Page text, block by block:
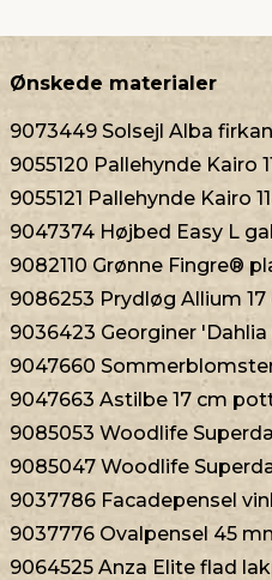
Ønskede materialer
9073449 Solsejl Alba
9055120 Pallehynde Kairo
9055121 Pallehynde Kairo
9047374 Højbed Easy L
9082110 Grønne Fingre®
9086253 Prydløg Allium
9036423 Georginer
9047660
9047663 Astilbe 17 cm
9085053 Woodlife
9085047 Woodlife
9037786 Facadepensel
9037776 Ovalpensel 45
9064525 Anza Elite flad